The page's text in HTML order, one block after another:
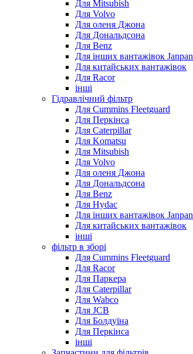
Для Mitsubish
Для Volvo
Для оленя Джона
Для Дональдсона
Для Benz
Для інших вантажівок Janpan
Для китайських вантажівок
Для Racor
інші
Гідравлічний фільтр
Для Cummins Fleetguard
Для Перкінса
Для Caterpillar
Для Komatsu
Для Mitsubish
Для Volvo
Для оленя Джона
Для Дональдсона
Для Benz
Для Hydac
Для інших вантажівок Janpan
Для китайських вантажівок
інші
фільтр в зборі
Для Cummins Fleetguard
Для Racor
Для Паркера
Для Caterpillar
Для Wabco
Для JCB
Для Болдуїна
Для Перкінса
інші